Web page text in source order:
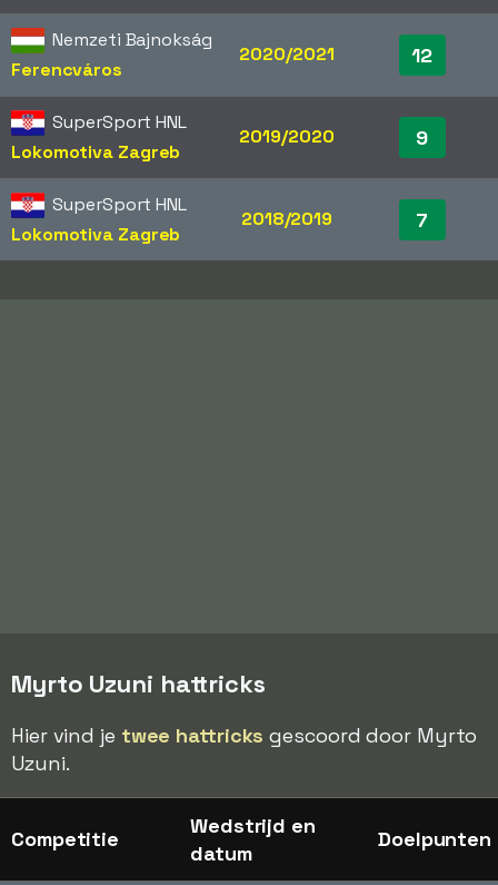
Nemzeti Bajnokság
Ferencváros
2020/2021 12
SuperSport HNL
Lokomotiva Zagreb
2019/2020 9
SuperSport HNL
Lokomotiva Zagreb
2018/2019 7
Myrto Uzuni hattricks
Hier vind je twee hattricks gescoord door Myrto
Uzuni.
Competitie
Wedstrijd en
datum
Doelpunten